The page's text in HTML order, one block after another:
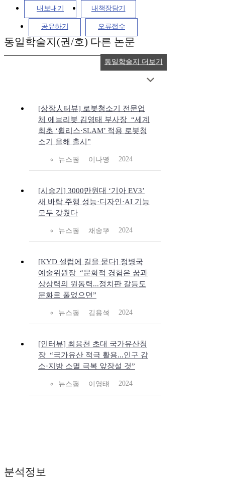
내보내기 내책장담기
공유하기 오류접수
동일학술지(권/호) 다른 논문
[상장人터뷰] 로봇청소기 전문업
체 에브리봇 김영태 부사장_“세계
최초 ‘휠리스·SLAM’ 적용 로봇청
소기 올해 출시”
뉴스핌 이나영 2024
[시승기] 3000만원대 ‘기아 EV3’
새 바람 주행 성능·디자인·AI 기능
모두 갖췄다
뉴스핌 채송무 2024
[KYD 셀럽에 길을 묻다] 정병국
예술위원장_“문화적 경험은 꿈과
상상력의 원동력...정치판 갈등도
문화로 풀었으면”
뉴스핌 김용석 2024
[인터뷰] 최응천 초대 국가유산청
장_“국가유산 적극 활용...인구 감
소·지방 소멸 극복 앞장설 것”
뉴스핌 이영태 2024
동일학술지 더보기
분석정보